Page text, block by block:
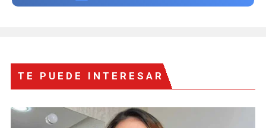
TE PUEDE INTERESAR